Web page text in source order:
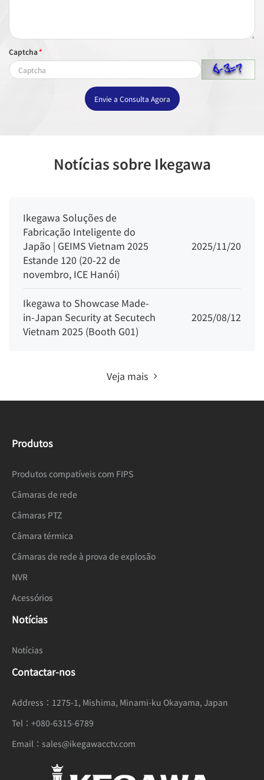
Captcha*
Envie a Consulta Agora
Notícias sobre Ikegawa
Ikegawa Soluções de
Fabricação Inteligente do
Japão | GEIMS Vietnam 2025
Estande 120 (20-22 de
novembro, ICE Hanói)
2025/11/20
Ikegawa to Showcase Made-
in-Japan Security at Secutech
Vietnam 2025 (Booth G01)
2025/08/12
Veja mais
Produtos
Produtos compatíveis com FIPS
Câmaras de rede
Câmaras PTZ
Câmara térmica
Câmaras de rede à prova de explosão
NVR
Acessórios
Notícias
Notícias
Contactar-nos
Address： 1275-1, Mishima, Minami-ku Okayama, Japan
Tel： +080-6315-6789
Email： sales@ikegawacctv.com